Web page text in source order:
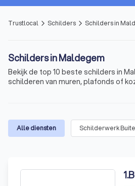
Trustlocal arrow_forward_ios Schilders arrow_forward_ios Schilders in
Schilders in Maldegem
Bekijk de top 10 beste schilders in
schilderen van muren, plafonds of
Alle diensten Schilderwerk
1.